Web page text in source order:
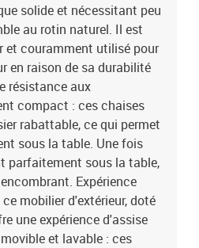
Résistance aux UV Assemblage
: résine tressée, acier
: 220 x 106 x 73 cm (L x
: résine tressée, acier enduit
54 x 79 cm (l x P x H) Dimensions du
du siège à partir du sol : 43 cm
du sol : 63,5 cmCoussin : Couleur :
: tissu (100 % polyester)
Dimensions du coussin de
é)La livraison contient :1 x table de
de chaise à haut dossier avec
solide et nécessitant peu
au rotin naturel. Il est
et couramment utilisé pour
en raison de sa durabilité
résistance aux
compact : ces chaises
rabattable, ce qui permet
sous la table. Une fois
parfaitement sous la table,
Expérience
mobilier d'extérieur, doté
une expérience d'assise
et lavable : ces